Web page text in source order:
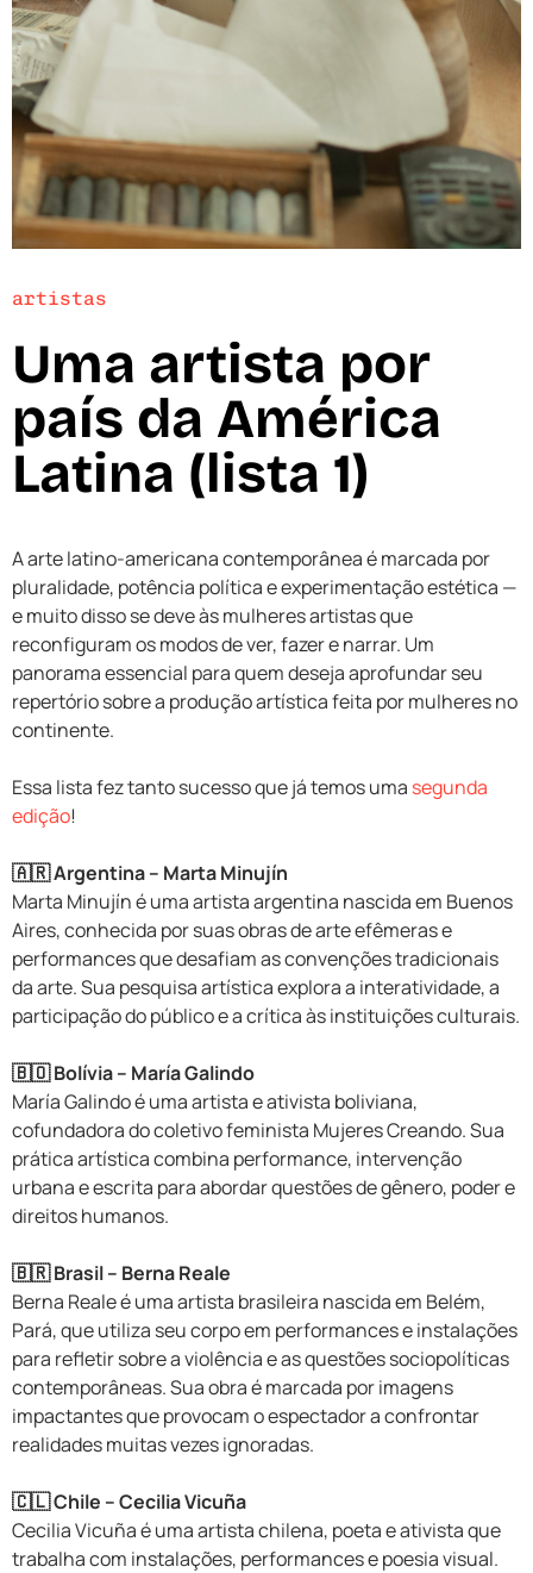
artistas
Uma artista por
país da América
Latina (lista 1)
A arte latino-americana contemporânea é marcada por
pluralidade, potência política e experimentação estética —
e muito disso se deve às mulheres artistas que
reconfiguram os modos de ver, fazer e narrar. Um
panorama essencial para quem deseja aprofundar seu
repertório sobre a produção artística feita por mulheres no
continente.
Essa lista fez tanto sucesso que já temos uma segunda
edição!
🇦🇷 Argentina – Marta Minujín
Marta Minujín é uma artista argentina nascida em Buenos
Aires, conhecida por suas obras de arte efêmeras e
performances que desafiam as convenções tradicionais
da arte. Sua pesquisa artística explora a interatividade, a
participação do público e a crítica às instituições culturais.
🇧🇴 Bolívia – María Galindo
María Galindo é uma artista e ativista boliviana,
cofundadora do coletivo feminista Mujeres Creando. Sua
prática artística combina performance, intervenção
urbana e escrita para abordar questões de gênero, poder e
direitos humanos.
🇧🇷 Brasil – Berna Reale
Berna Reale é uma artista brasileira nascida em Belém,
Pará, que utiliza seu corpo em performances e instalações
para refletir sobre a violência e as questões sociopolíticas
contemporâneas. Sua obra é marcada por imagens
impactantes que provocam o espectador a confrontar
realidades muitas vezes ignoradas.
🇨🇱 Chile – Cecilia Vicuña
Cecilia Vicuña é uma artista chilena, poeta e ativista que
trabalha com instalações, performances e poesia visual.